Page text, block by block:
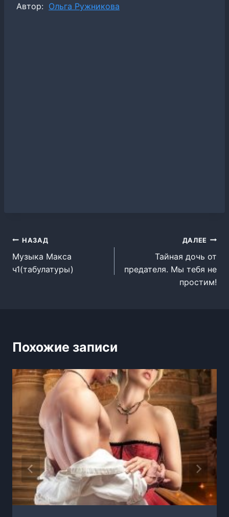
Метки
Автор: Ольга Ружникова
Навигация
по
НАЗАД
Музыка Макса
ч1(табулатуры)
ДАЛЕЕ
Тайная дочь от
предателя. Мы тебя не
простим!
Похожие записи